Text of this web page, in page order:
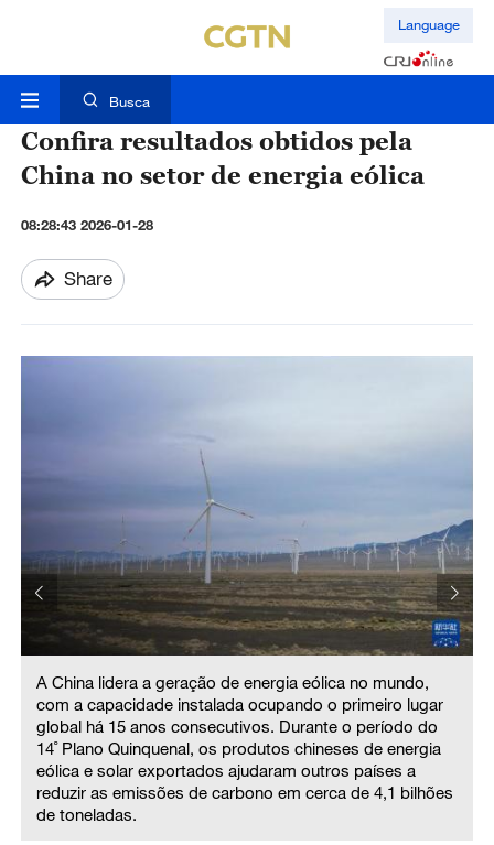
Language
Busca
Confira resultados obtidos pela
China no setor de energia eólica
08:28:43 2026-01-28
Share
A China lidera a geração de energia eólica no mundo,
com a capacidade instalada ocupando o primeiro lugar
global há 15 anos consecutivos. Durante o período do
14˚ Plano Quinquenal, os produtos chineses de energia
eólica e solar exportados ajudaram outros países a
reduzir as emissões de carbono em cerca de 4,1 bilhões
de toneladas.